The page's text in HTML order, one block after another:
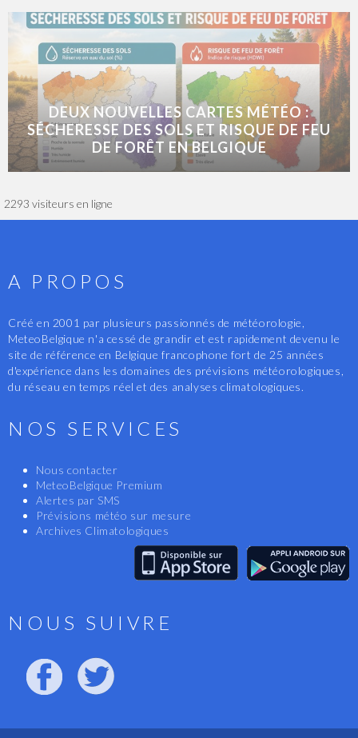
DEUX NOUVELLES CARTES MÉTÉO :
SÉCHERESSE DES SOLS ET RISQUE DE FEU
DE FORÊT EN BELGIQUE
2293 visiteurs en ligne
A PROPOS
Créé en 2001 par plusieurs passionnés de météorologie,
MeteoBelgique n'a cessé de grandir et est rapidement devenu le
site de référence en Belgique francophone fort de 25 années
d'expérience dans les domaines des prévisions météorologiques,
du réseau en temps réel et des analyses climatologiques.
NOS SERVICES
Nous contacter
MeteoBelgique Premium
Alertes par SMS
Prévisions météo sur mesure
Archives Climatologiques
NOUS SUIVRE